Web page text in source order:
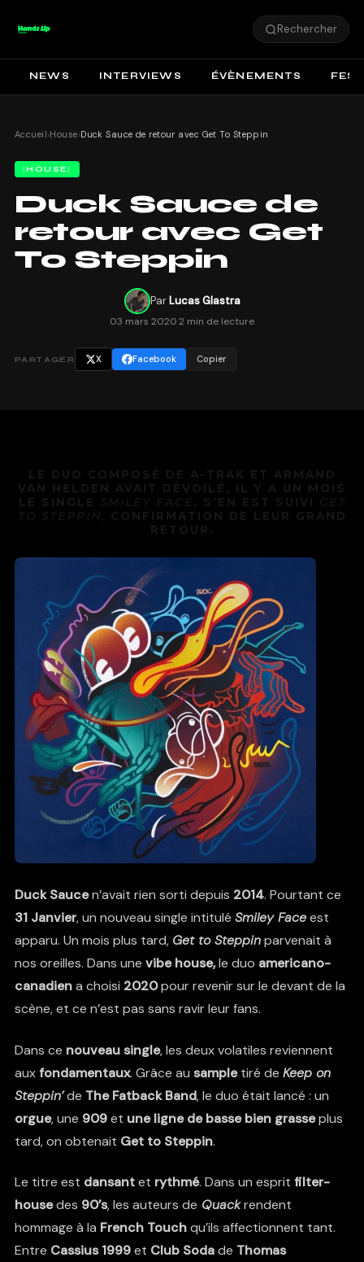
Rechercher
NEWS INTERVIEWS ÉVÈNEMENTS
Accueil›House›Duck Sauce de retour avec Get To Steppin
HOUSE
Duck Sauce de
retour avec Get
To Steppin
ParLucas Glastra
03 mars 20202 min de lecture
PARTAGER X Facebook Copier
Duck Saucen’avait rien sorti depuis 2014. Pourtant ce
31 Janvier, un nouveau single intitulé Smiley Faceest
apparu. Un mois plus tard, Get to Steppinparvenait à
nos oreilles. Dans une vibe house,le duo americano-
canadiena choisi 2020pour revenir sur le devant de la
scène, et ce n’est pas sans ravir leur fans.
Dans ce nouveau single, les deux volatiles reviennent
auxfondamentaux. Grâce au sampletiré de Keep on
Steppin’de The Fatback Band, le duo était lancé : un
orgue, une 909et une ligne de basse bien grasseplus
tard, on obtenait Get to Steppin.
Le titre est dansantet rythmé. Dans un esprit filter-
housedes 90’s, les auteurs de Quackrendent
hommage à la French Touchqu’ils affectionnent tant.
Entre Cassius 1999et Club Sodade Thomas